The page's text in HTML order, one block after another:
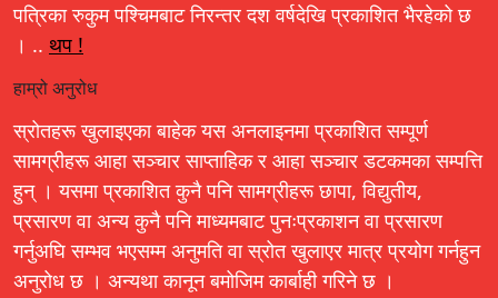
पत्रिका रुकुम पश्चिमबाट निरन्तर दश वर्षदेखि प्रकाशित भैरहेको छ
। .. थप !
हाम्रो अनुरोध
स्रोतहरू खुलाइएका बाहेक यस अनलाइनमा प्रकाशित सम्पूर्ण
सामग्रीहरू आहा सञ्चार साप्ताहिक र आहा सञ्चार डटकमका सम्पत्ति
हुन् । यसमा प्रकाशित कुनै पनि सामग्रीहरू छापा, विद्युतीय,
प्रसारण वा अन्य कुनै पनि माध्यमबाट पुनःप्रकाशन वा प्रसारण
गर्नुअघि सम्भव भएसम्म अनुमति वा स्रोत खुलाएर मात्र प्रयोग गर्नहुन
अनुरोध छ । अन्यथा कानून बमोजिम कार्बाही गरिने छ ।